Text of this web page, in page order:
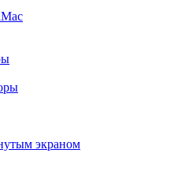
экраном